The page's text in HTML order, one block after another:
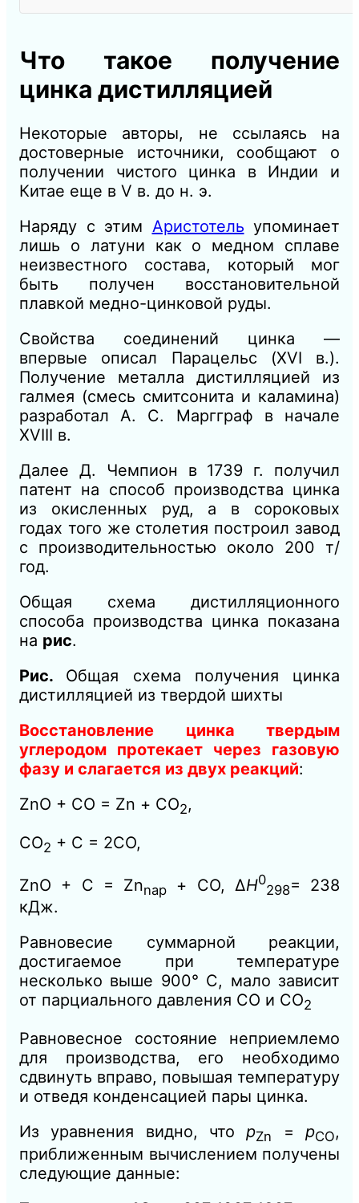
Что такое получение
цинка дистилляцией
Некоторые авторы, не ссылаясь на
достоверные источники, сообщают о
получении чистого цинка в Индии и
Китае еще в V в. до н. э.
Наряду с этим Аристотель упоминает
лишь о латуни как о медном сплаве
неизвестного состава, который мог
быть получен восстановительной
плавкой медно-цинковой руды.
Свойства соединений цинка —
впервые описал Парацельс (XVI в.).
Получение металла дистилляцией из
галмея (смесь смитсонита и каламина)
разработал А. С. Маргграф в начале
XVIII в.
Далее Д. Чемпион в 1739 г. получил
патент на способ производства цинка
из окисленных руд, а в сороковых
годах того же столетия построил завод
с производительностью около 200 т/
год.
Общая схема дистилляционного
способа производства цинка показана
на рис.
Рис. Общая схема получения цинка
дистилляцией из твердой шихты
Восстановление цинка твердым
углеродом протекает через газовую
фазу и слагается из двух реакций:
ZnO + СО = Zn + СО2,
СО2 + С = 2СО,
ZnO + С = Znnap + СО, ΔH0
298= 238
кДж.
Равновесие суммарной реакции,
достигаемое при температуре
несколько выше 900° С, мало зависит
от парциального давления СО и СО2
Равновесное состояние неприемлемо
для производства, его необходимо
сдвинуть вправо, повышая температуру
и отведя конденсацией пары цинка.
Из уравнения видно, чторZn =рCO,
приближенным вычислением получены
следующие данные: